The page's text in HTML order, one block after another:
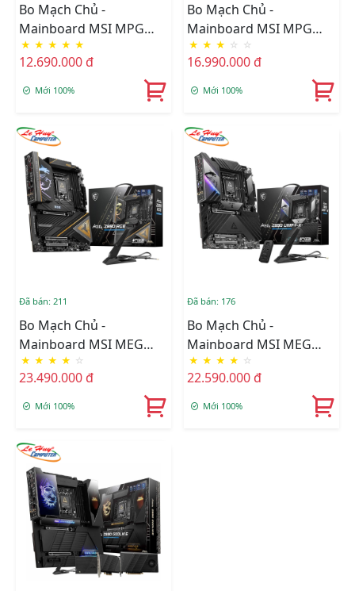
Bo Mạch Chủ -
Mainboard MSI MPG
Z890I EDGE TI WIFI
DDR5
★ ★ ★ ★ ★
12.690.000 đ
Mới 100%
Bo Mạch Chủ -
Mainboard MSI MPG
Z890 CARBON WIFI
DDR5
★ ★ ★ ☆ ☆
16.990.000 đ
Mới 100%
Đã bán: 211
Bo Mạch Chủ -
Mainboard MSI MEG
Z890 ACE DDR5
★ ★ ★ ★ ☆
23.490.000 đ
Mới 100%
Đã bán: 176
Bo Mạch Chủ -
Mainboard MSI MEG
Z890 UNIFY-X DDR5
★ ★ ★ ★ ☆
22.590.000 đ
Mới 100%